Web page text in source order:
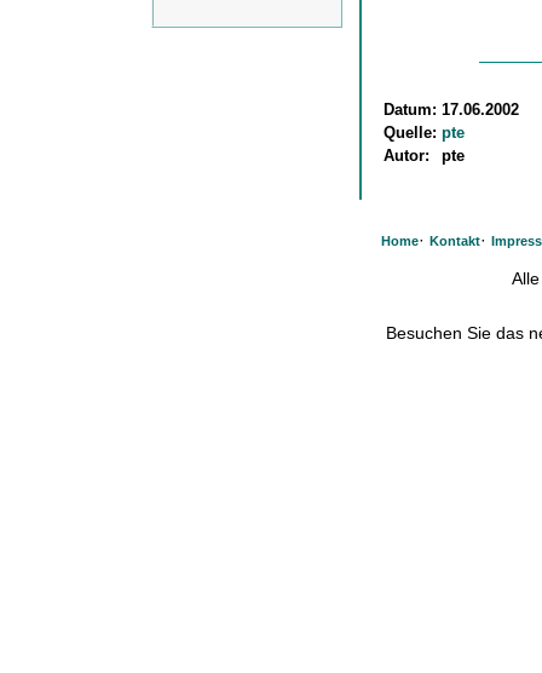
Datum: 17.06.2002
Quelle: pte
Autor:
pte
Home· Kontakt·
Besuchen Sie das